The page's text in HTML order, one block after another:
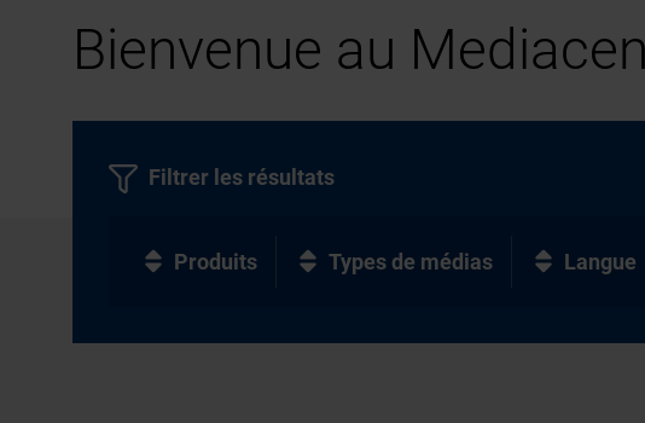
Bienvenue au
Filtrer les résultats
Produits Types de médias Langue